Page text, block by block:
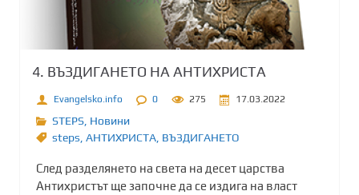
4. ВЪЗДИГАНЕТО НА АНТИХРИСТА
Evangelsko.info 0 275 17.03.2022
STEPS Новини
steps АНТИХРИСТА ВЪЗДИГАНЕТО
След разделянето на света на десет царства
Антихристът ще започне да се издига на власт